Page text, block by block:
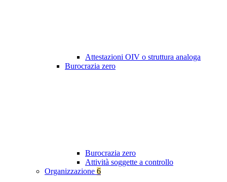
Attestazioni OIV o struttura analoga
Burocrazia zero
Burocrazia zero
Attività soggette a controllo
Organizzazione 6